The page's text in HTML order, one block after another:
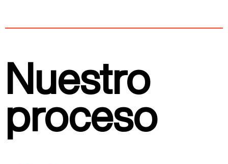
Nuestro
proceso